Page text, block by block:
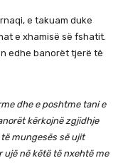
e takuam duke
e xhamisë së fshatit.
edhe banorët tjerë të
dhe e poshtme tani e
kërkojnë zgjidhje
mungesës së ujit
në këtë të nxehtë me